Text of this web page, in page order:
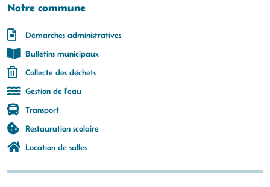
Notre commune
Démarches administratives
Bulletins municipaux
Collecte des déchets
Gestion de l'eau
Transport
Restauration scolaire
Location de salles